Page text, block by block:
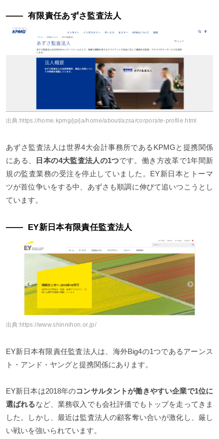
有限責任あずさ監査法人
出典:https://home.kpmg/jp/ja/home/about/azsa/corporate-profile.html
あずさ監査法人は世界4大会計事務所であるKPMGと提携関係
にある、
日本の4大監査法人の1つです。働き方改革で1年間新
規の監査業務の受注を停止していました。EY新日本とトーマ
ツが首位争いをする中、あずさも順調に伸びて追いつこうとし
ています。
EY新日本有限責任監査法人
出典:https://www.shinnihon.or.jp/
EY新日本有限責任監査法人は、海外Big4の1つであるアーンス
ト・アンド・ヤングと提携関係にあります。
EY新日本は2018年のコンサルタントが働きやすい企業で1位に
選ばれるなど、業務収入でも会社評価でもトップを走ってきま
した。しかし、最近は監査法人の顧客奪い合いが激化し、厳し
い戦いを強いられています。